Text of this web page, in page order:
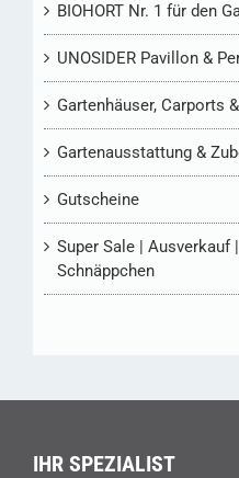
BIOHORT Nr. 1 für den
UNOSIDER Pavillon &
Gartenhäuser, Carports
Gartenausstattung &
Gutscheine
Super Sale | Ausverkauf
Schnäppchen
IHR SPEZIALIST